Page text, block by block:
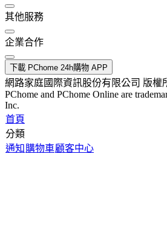
其他服務
企業合作
下載 PChome 24h購物 APP
網路家庭國際資訊股份有限公司 版權
PChome and PChome Online are
Inc.
首頁
分類
通知 購物車顧客中心